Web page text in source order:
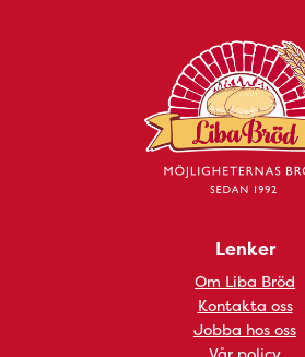
Lenker
Om Liba Bröd
Kontakta oss
Jobba hos oss